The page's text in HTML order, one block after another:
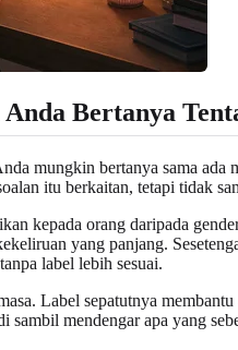
Bertanya
mungkin bertanya sama
itu berkaitan, tetapi tidak
kepada orang daripada
yang panjang.
label lebih sesuai.
Label sepatutnya
mendengar apa yang